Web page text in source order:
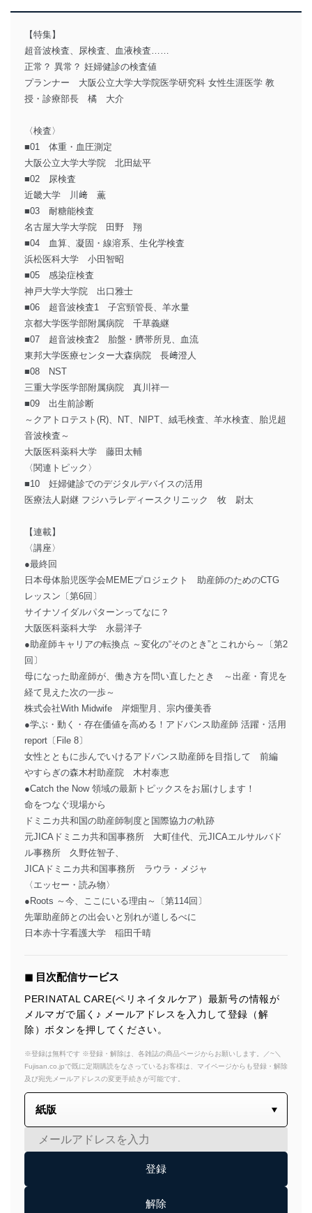
【特集】
超音波検査、尿検査、血液検査……
正常？ 異常？ 妊婦健診の検査値
プランナー 大阪公立大学大学院医学研究科 女性生涯医学 教
授・診療部長 橘 大介
〈検査〉
■01 体重・血圧測定
大阪公立大学大学院 北田紘平
■02 尿検査
近畿大学 川﨑 薫
■03 耐糖能検査
名古屋大学大学院 田野 翔
■04 血算、凝固・線溶系、生化学検査
浜松医科大学 小田智昭
■05 感染症検査
神戸大学大学院 出口雅士
■06 超音波検査1 子宮頸管長、羊水量
京都大学医学部附属病院 千草義継
■07 超音波検査2 胎盤・臍帯所見、血流
東邦大学医療センター大森病院 長﨑澄人
■08 NST
三重大学医学部附属病院 真川祥一
■09 出生前診断
～クアトロテスト(R)、NT、NIPT、絨毛検査、羊水検査、胎児超
音波検査～
大阪医科薬科大学 藤田太輔
〈関連トピック〉
■10 妊婦健診でのデジタルデバイスの活用
医療法人尉継 フジハラレディースクリニック 牧 尉太
【連載】
〈講座〉
●最終回
日本母体胎児医学会MEMEプロジェクト 助産師のためのCTG
レッスン〔第6回〕
サイナソイダルパターンってなに？
大阪医科薬科大学 永昜洋子
●助産師キャリアの転換点 ～変化の“そのとき”とこれから～〔第2
回〕
母になった助産師が、働き方を問い直したとき ～出産・育児を
経て見えた次の一歩～
株式会社With Midwife 岸畑聖月、宗内優美香
●学ぶ・動く・存在価値を高める！アドバンス助産師 活躍・活用
report〔File 8〕
女性とともに歩んでいけるアドバンス助産師を目指して 前編
やすらぎの森木村助産院 木村泰恵
●Catch the Now 領域の最新トピックスをお届けします！
命をつなぐ現場から
ドミニカ共和国の助産師制度と国際協力の軌跡
元JICAドミニカ共和国事務所 大町佳代、元JICAエルサルバド
ル事務所 久野佐智子、
JICAドミニカ共和国事務所 ラウラ・メジャ
〈エッセー・読み物〉
●Roots ～今、ここにいる理由～〔第114回〕
先輩助産師との出会いと別れが道しるべに
日本赤十字看護大学 稲田千晴
◼︎ 目次配信サービス
PERINATAL CARE(ペリネイタルケア）最新号の情報が
メルマガで届く♪ メールアドレスを入力して登録（解
除）ボタンを押してください。
※登録は無料です ※登録・解除は、各雑誌の商品ページからお願いします。／~＼
Fujisan.co.jpで既に定期購読をなさっているお客様は、マイページからも登録・解除
及び宛先メールアドレスの変更手続きが可能です。